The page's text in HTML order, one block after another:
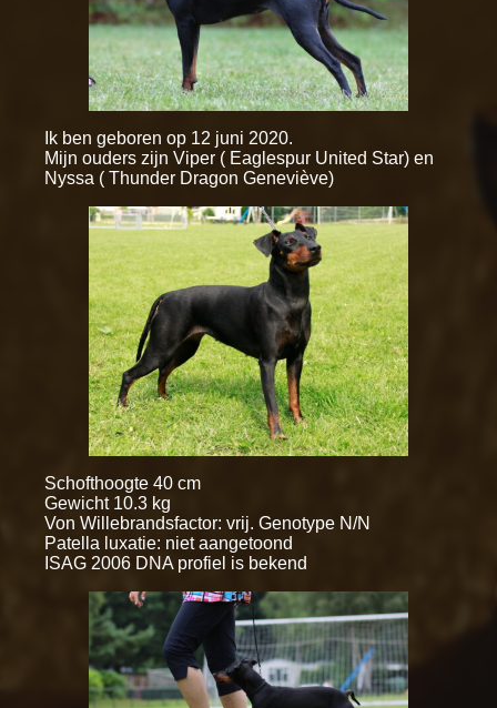
Ik ben geboren op 12 juni 2020.
Mijn ouders zijn Viper ( Eaglespur United Star) en
Nyssa ( Thunder Dragon Geneviève)
Schofthoogte 40 cm
Gewicht 10.3 kg
Von Willebrandsfactor: vrij. Genotype N/N
Patella luxatie: niet aangetoond
ISAG 2006 DNA profiel is bekend